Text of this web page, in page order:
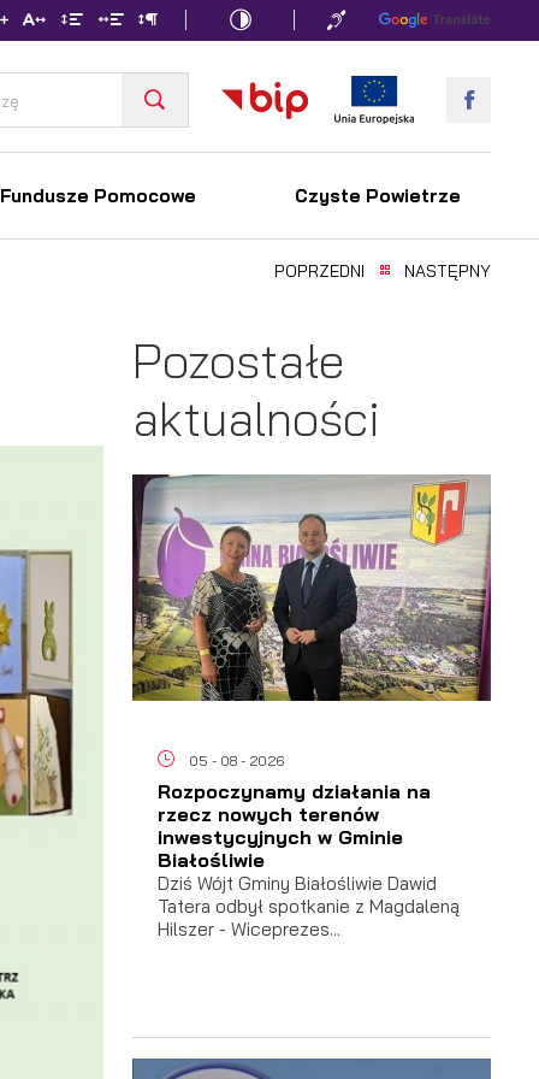
Fundusze Pomocowe Czyste Powietrze
POPRZEDNI NASTĘPNY
Pozostałe
aktualności
05 - 08 - 2026
Rozpoczynamy działania na
rzecz nowych terenów
inwestycyjnych w Gminie
Białośliwie
Dziś Wójt Gminy Białośliwie Dawid
Tatera odbył spotkanie z Magdaleną
Hilszer - Wiceprezes...